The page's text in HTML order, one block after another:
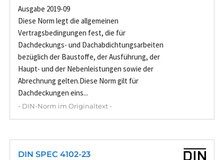
Ausgabe 2019-09
Diese Norm legt die allgemeinen
Vertragsbedingungen fest, die für
Dachdeckungs- und Dachabdichtungsarbeiten
bezüglich der Baustoffe, der Ausführung, der
Haupt- und der Nebenleistungen sowie der
Abrechnung gelten.Diese Norm gilt für
Dachdeckungen eins...
- DIN-Norm im Originaltext -
DIN SPEC 4102-23